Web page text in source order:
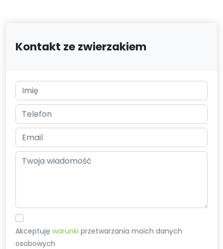
Kontakt ze zwierzakiem
Akceptujęwarunki przetwarzania moich danych
osobowych